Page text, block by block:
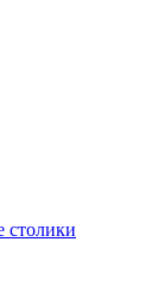
столики